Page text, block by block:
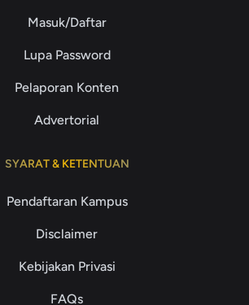
Masuk/Daftar
Lupa Password
Pelaporan Konten
Advertorial
SYARAT & KETENTUAN
Pendaftaran Kampus
Disclaimer
Kebijakan Privasi
FAQs